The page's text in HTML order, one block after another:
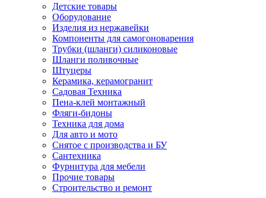
Детские товары
Оборудование
Изделия из нержавейки
Компоненты для самогоноварения
Трубки (шланги) силиконовые
Шланги поливочные
Штуцеры
Керамика, керамогранит
Садовая Техника
Пена-клей монтажный
Фляги-бидоны
Техника для дома
Для авто и мото
Снятое с производства и БУ
Сантехника
Фурнитура для мебели
Прочие товары
Строительство и ремонт